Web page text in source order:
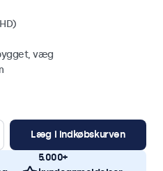
væg
Læg i indkøbskurven
5.000+